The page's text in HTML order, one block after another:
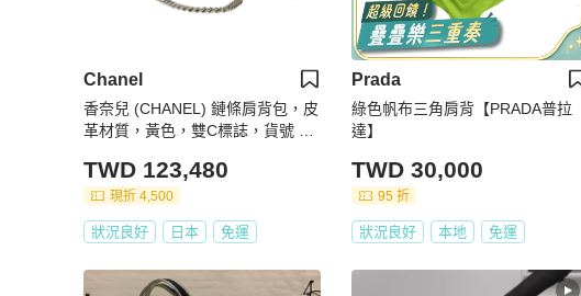
Chanel
香奈兒 (CHANEL) 鏈條肩背包，皮
革材質，黃色，雙C標誌，貨號 13
TWD 123,480
現折 4,500
狀況良好 日本 免運
Prada
綠色帆布三角肩背【PRADA普拉
達】
TWD 30,000
95 折
狀況良好 本地 免運